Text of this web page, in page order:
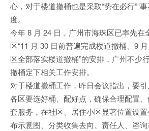
心，对于楼道撤桶也是采取“势在必行”“
度。
今年 8 月 24 日，广州市海珠区已率先在
区“11 月 30 日前普遍完成楼道撤桶、9
区全部落实楼道撤桶”的安排，广州不少
撤桶定下相关工作安排。
对于楼道撤桶工作，昨日会议指出，要引
各区要选好桶、配好点，确保合理配置
套服务，在社区、居住小区显著位置设
布示意图、分类收集去向、责任人、咨